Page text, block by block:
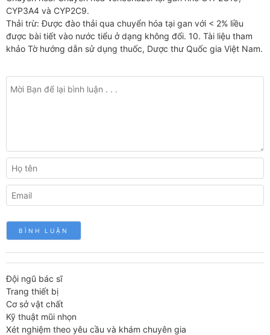
CYP3A4 và CYP2C9.
Thải trừ: Được đào thải qua chuyển hóa tại gan với < 2% liều
được bài tiết vào nước tiểu ở dạng không đổi. 10. Tài liệu tham
khảo Tờ hướng dẫn sử dụng thuốc, Dược thư Quốc gia Việt Nam.
Đội ngũ bác sĩ
Trang thiết bị
Cơ sở vật chất
Kỹ thuật mũi nhọn
Xét nghiệm theo yêu cầu và khám chuyên gia